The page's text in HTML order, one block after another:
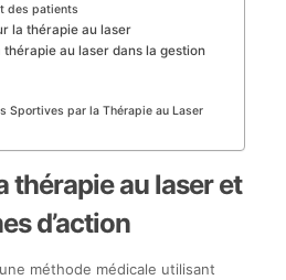
des patients
la thérapie au laser
thérapie au laser dans la gestion
Sportives par la Thérapie au Laser
thérapie au laser et
d’action
méthode médicale utilisant